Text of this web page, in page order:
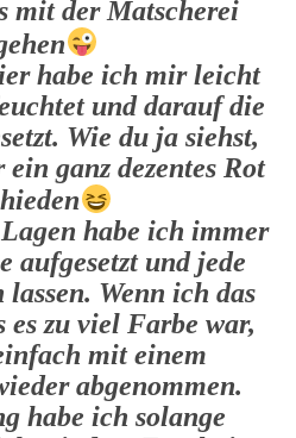
mit der Matscherei
habe ich mir leicht
und darauf die
Wie du ja siehst,
ganz dezentes Rot
habe ich immer
aufgesetzt und jede
Wenn ich das
es zu viel Farbe war,
mit einem
abgenommen.
habe ich solange